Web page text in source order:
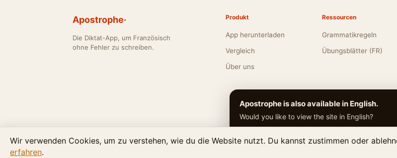
Apostrophe·
Die Diktat-App, um Französisch
ohne Fehler zu schreiben.
Produkt
App herunterladen
Vergleich
Über uns
Ressourcen
Grammatikregeln
Übungsblätter (FR)
Zuletzt
Wir verwenden Cookies, um zu verstehen, wie du die Website nutzt. Du kannst zustimmen oder
erfahren.
Apostrophe is also available in English.
Would you like to view the site in English?
Switch to English No thanks